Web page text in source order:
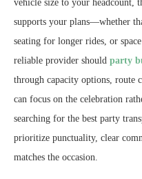
vehicle size to your headcount,
supports your plans—whether
seating for longer rides, or
reliable provider should party
through capacity options, route
can focus on the celebration
searching for the best party
prioritize punctuality, clear
matches the occasion.